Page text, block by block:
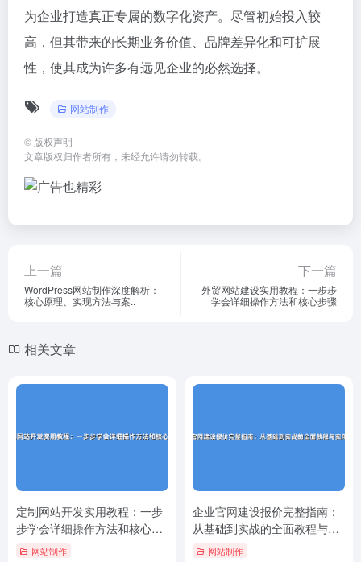
为企业打造真正专属的数字化资产。尽管初始投入较
高，但其带来的长期业务价值、品牌差异化和可扩展
性，使其成为许多有远见企业的必然选择。
网站制作
© 版权声明
文章版权归作者所有，未经允许请勿转载。
上一篇
WordPress网站制作深度解析：
核心原理、实现方法与案..
下一篇
外贸网站建设实用教程：一步步
学会详细操作方法和核心步骤
相关文章
定制网站开发实用教程：一步
步学会详细操作方法和核心步
骤
网站制作
企业官网建设报价完整指南：
从基础到实战的全面教程与实
用技巧网站制作